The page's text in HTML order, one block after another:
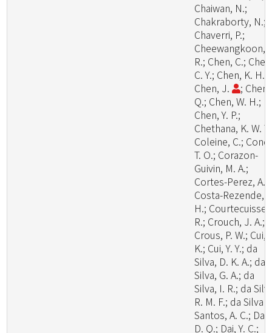
Chaiwan, N.;
Chakraborty, N.;
Chaverri, P.;
Cheewangkoon,
R.; Chen, C.;
C. Y.; Chen, K. H.;
Chen, J.
; Chen,
Q.; Chen, W. H.;
Chen, Y. P.;
Chethana, K. W.
Coleine, C.;
T. O.; Corazon-
Guivin, M. A.;
Cortes-Perez, A.;
Costa-Rezende,
H.; Courtecuisse,
R.; Crouch, J. A.;
Crous, P. W.; Cui,
K.; Cui, Y. Y.; da
Silva, D. K. A.; da
Silva, G. A.; da
Silva, I. R.; da
R. M. F.; da Silva
Santos, A. C.; Dai,
D. Q.; Dai, Y. C.;